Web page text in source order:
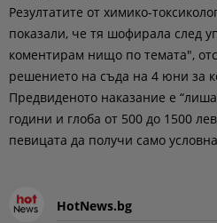
Резултатите от химико-
показали, че тя шофирала след
коментирам нищо по темата",
решението на съда на 4 юни за
Предвиденото наказание е
години и глоба от 500 до 1500
певицата да получи само
HotNews.bg